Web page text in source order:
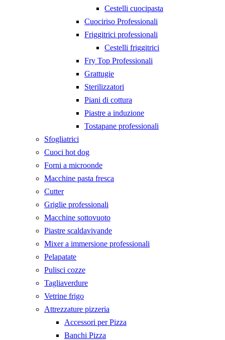
Cestelli cuocipasta
Cuociriso Professionali
Friggitrici professionali
Cestelli friggitrici
Fry Top Professionali
Grattugie
Sterilizzatori
Piani di cottura
Piastre a induzione
Tostapane professionali
Sfogliatrici
Cuoci hot dog
Forni a microonde
Macchine pasta fresca
Cutter
Griglie professionali
Macchine sottovuoto
Piastre scaldavivande
Mixer a immersione professionali
Pelapatate
Pulisci cozze
Tagliaverdure
Vetrine frigo
Attrezzature pizzeria
Accessori per Pizza
Banchi Pizza